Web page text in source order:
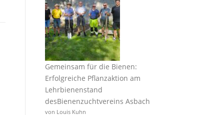
Gemeinsam für die Bienen:
Erfolgreiche Pflanzaktion am
Lehrbienenstand
desBienenzuchtvereins Asbach
von Louis Kuhn